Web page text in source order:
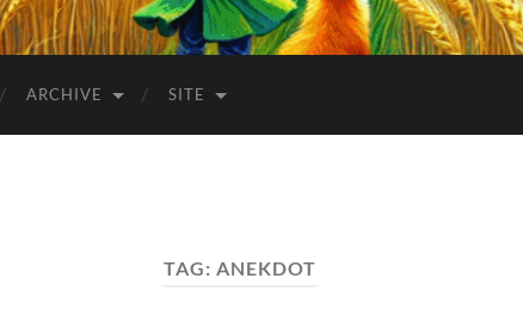
ARCHIVE SITE
TAG: ANEKDOT